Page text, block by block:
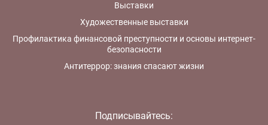
Выставки
Художественные выставки
Профилактика финансовой преступности и основы интернет-
безопасности
Антитеррор: знания спасают жизни
Подписывайтесь: